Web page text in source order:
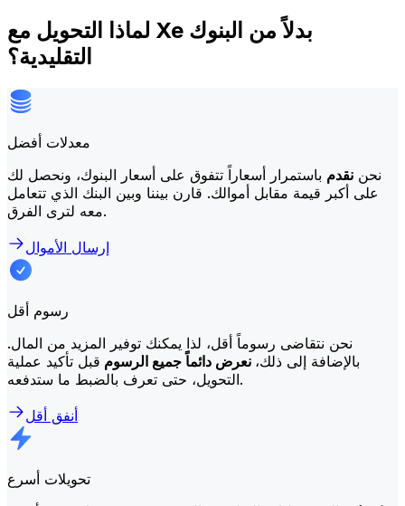
لماذا التحويل مع Xe بدلاً من البنوك
التقليدية؟
معدلات أفضل
نحن نقدم باستمرار أسعاراً تتفوق على أسعار البنوك، ونحصل لك
على أكبر قيمة مقابل أموالك. قارن بيننا وبين البنك الذي تتعامل
معه لترى الفرق.
إرسال الأموال
رسوم أقل
نحن نتقاضى رسوماً أقل، لذا يمكنك توفير المزيد من المال.
بالإضافة إلى ذلك، نعرض دائماً جميع الرسوم قبل تأكيد عملية
التحويل، حتى تعرف بالضبط ما ستدفعه.
أنفق أقل
تحويلات أسرع